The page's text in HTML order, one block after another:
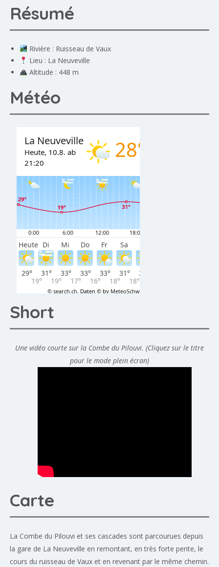
Résumé
Rivière : Ruisseau de Vaux
Lieu : La Neuveville
Altitude : 448 m
Météo
Short
Une vidéo courte sur la Combe du Pilouvi. (Cliquez sur le titre
pour le mode plein écran)
Carte
La Combe du Pilouvi et ses cascades sont parcourues depuis
la gare de La Neuveville en remontant, en très forte pente, le
cours du ruisseau de Vaux et en revenant par le même chemin.